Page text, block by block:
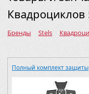
Квадроциклов
Бренды Stels
Полный комплект защиты